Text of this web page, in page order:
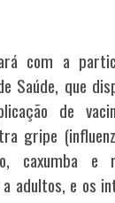
com a
Saúde, que
de
gripe
caxumba e
adultos, e os